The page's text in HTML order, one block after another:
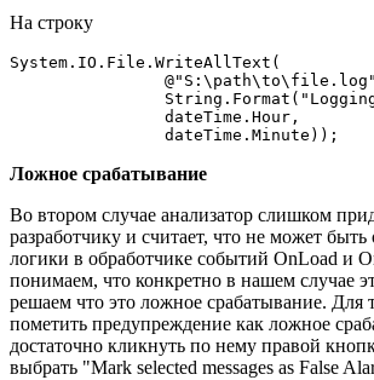
На строку
System.IO.File.WriteAllText(
                dateTime.Hour,
                dateTime.Minute));
Ложное срабатывание
Во втором случае анализатор слишком
разработчику и считает, что не может
логики в обработчике событий OnLoad и
понимаем, что конкретно в нашем случае
решаем что это ложное срабатывание. Для
пометить предупреждение как ложное
достаточно кликнуть по нему правой
выбрать "Mark selected messages as False